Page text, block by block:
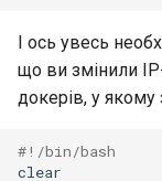
І ось увесь
що ви змінили
докерів, у
#!/bin/bash